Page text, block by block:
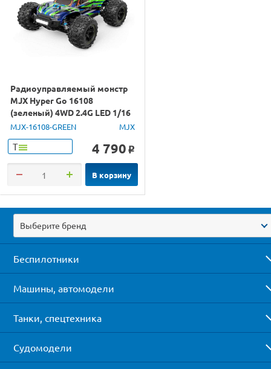
Радиоуправляемый монстр
MJX Hyper Go 16108
(зеленый) 4WD 2.4G LED 1/16
RTR
MJX-16108-GREEN MJX
Т 4 790 o
В корзину
Выберите бренд
Беспилотники
Машины, автомодели
Танки, спецтехника
Судомодели